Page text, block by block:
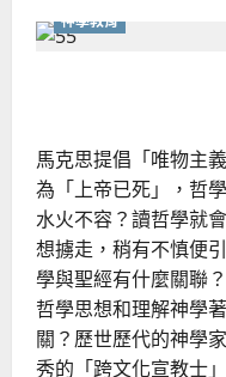
墨
傳
統
對
話
基
督
文
化
神學教育
馬克思提倡「唯物主
為「上帝已死」，哲
水火不容？讀哲學就
想擄走，稍有不慎便
學與聖經有什麼關聯
哲學思想和理解神學
關？歷世歷代的神學
秀的「跨文化宣教士